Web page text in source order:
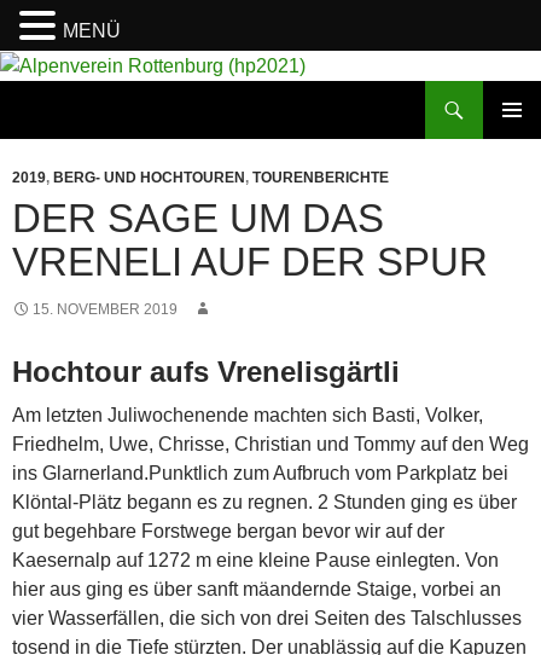
SPRINGEN
2019, BERG- UND HOCHTOUREN, TOURENBERICHTE
DER SAGE UM DAS
VRENELI AUF DER SPUR
15. NOVEMBER 2019
Hochtour aufs Vrenelisgärtli
Am letzten Juliwochenende machten sich Basti, Volker,
Friedhelm, Uwe, Chrisse, Christian und Tommy auf den Weg
ins Glarnerland.Punktlich zum Aufbruch vom Parkplatz bei
Klöntal-Plätz begann es zu regnen. 2 Stunden ging es über
gut begehbare Forstwege bergan bevor wir auf der
Kaesernalp auf 1272 m eine kleine Pause einlegten. Von
hier aus ging es über sanft mäandernde Staige, vorbei an
vier Wasserfällen, die sich von drei Seiten des Talschlusses
tosend in die Tiefe stürzten. Der unablässig auf die Kapuzen
MENÜ